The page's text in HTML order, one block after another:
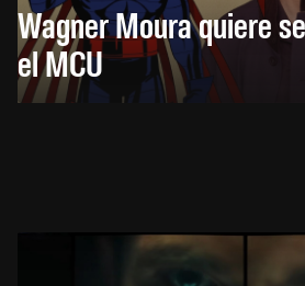
Wagner Moura quiere
el MCU